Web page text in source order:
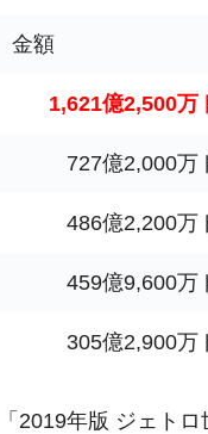
株価暴落で200兆蒸発
ランドを通報しようキ
務員個人をターゲット
金額
1,621億2,500万
727億2,000万
486億2,200万
459億9,600万
305億2,900万
年版 ジェトロ